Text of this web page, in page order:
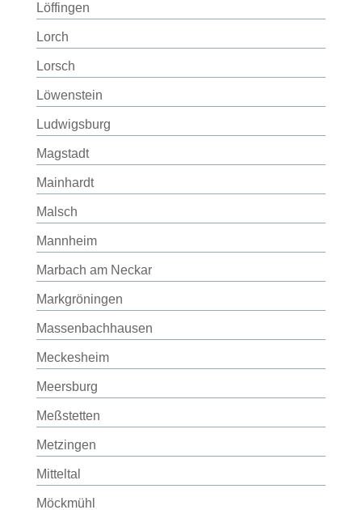
Löffingen
Lorch
Lorsch
Löwenstein
Ludwigsburg
Magstadt
Mainhardt
Malsch
Mannheim
Marbach am Neckar
Markgröningen
Massenbachhausen
Meckesheim
Meersburg
Meßstetten
Metzingen
Mitteltal
Möckmühl